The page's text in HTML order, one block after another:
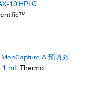
samples, with up 10
10 HPLC
A 预填充
1 mL Thermo